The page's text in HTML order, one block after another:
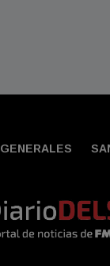
GENERALES